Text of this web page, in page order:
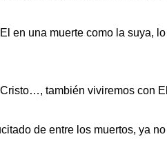
en una muerte como la suya,
también viviremos con
de entre los muertos, ya